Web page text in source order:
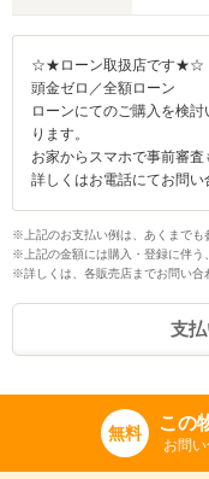
☆★ローン取扱店です★☆
頭金ゼロ／全額ローン
ローンにてのご購入を検
ります。
お家からスマホで事前審
詳しくはお電話にてお問い
※上記のお支払い例は、あくまでも
※上記の金額には購入・登録に伴う
※詳しくは、各販売店までお問い合
支
無料 この
お問